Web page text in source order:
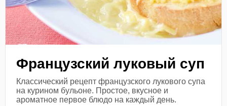
Французский луковый суп
Классический рецепт французского лукового супа
на курином бульоне. Простое, вкусное и
ароматное первое блюдо на каждый день.